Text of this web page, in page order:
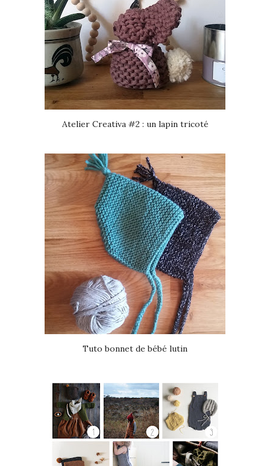
Atelier Creativa #2 : un lapin tricoté
Tuto bonnet de bébé lutin